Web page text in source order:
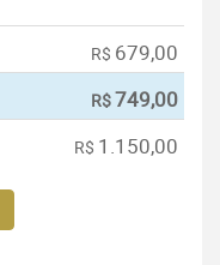
R$ 679,00
R$749,00
R$ 1.150,00